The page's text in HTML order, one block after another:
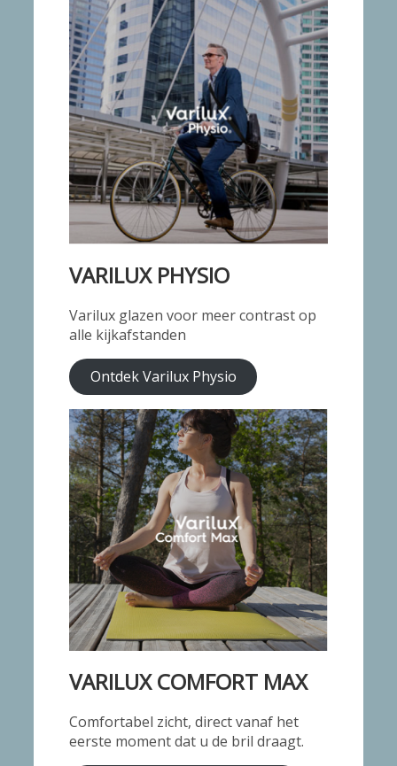
VARILUX PHYSIO
Varilux glazen voor meer contrast op
alle kijkafstanden
Ontdek Varilux Physio
VARILUX COMFORT MAX
Comfortabel zicht, direct vanaf het
eerste moment dat u de bril draagt.